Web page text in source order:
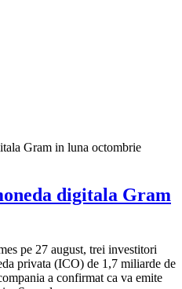
digitala Gram
pe 27 august, trei investitori
privata (ICO) de 1,7 miliarde de
a confirmat ca va emite